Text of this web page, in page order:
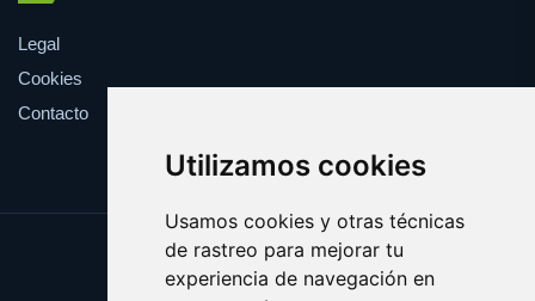
Utilizamos cookies
Usamos cookies y otras técnicas
de rastreo para mejorar tu
experiencia de navegación en
Legal
Cookies
Contacto
Update cookies preferences